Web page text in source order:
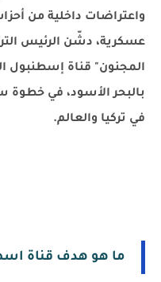
واعتراضات داخلية من
عسكرية، دشّن الرئيس
المجنون" قناة إسطنبول
بالبحر الأسود، في خطوة
في تركيا والعالم.
ما هو هدف قناة